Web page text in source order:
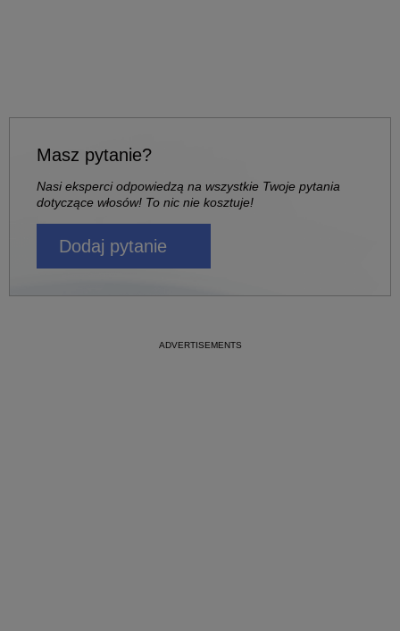
Masz pytanie?
Nasi eksperci odpowiedzą na wszystkie Twoje pytania
dotyczące włosów! To nic nie kosztuje!
Dodaj pytanie